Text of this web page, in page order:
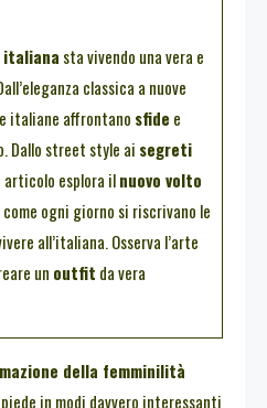
sta vivendo una vera e
classica a nuove
italiane affrontano sfide e
Dallo street style ai segreti
articolo esplora ilnuovo volto
ogni giorno si riscrivano le
all’italiana. Osserva l’arte
un outfit da vera
della femminilità
in modi davvero interessanti